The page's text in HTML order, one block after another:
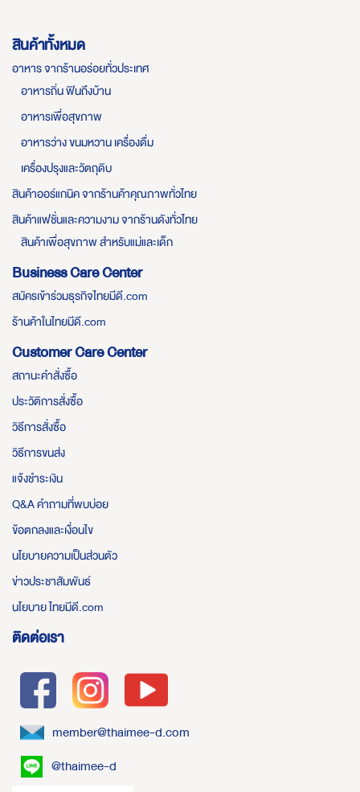
สินค้าทั้งหมด
อาหาร จากร้านอร่อยทั่วประเทศ
อาหารถิ่น ฟินถึงบ้าน
อาหารเพื่อสุขภาพ
อาหารว่าง ขนมหวาน เครื่องดื่ม
เครื่องปรุงและวัตถุดิบ
สินค้าออร์แกนิค จากร้านค้าคุณภาพทั่วไทย
สินค้าแฟชั่นและความงาม จากร้านดังทั่วไทย
สินค้าเพื่อสุขภาพ สำหรับแม่และเด็ก
Business Care Center
สมัครเข้าร่วมธุรกิจไทยมีดี.com
ร้านค้าในไทยมีดี.com
Customer Care Center
สถานะคำสั่งซื้อ
ประวัติการสั่งซื้อ
วิธีการสั่งซื้อ
วิธีการขนส่ง
แจ้งชำระเงิน
Q&A คำถามที่พบบ่อย
ข้อตกลงและเงื่อนไข
นโยบายความเป็นส่วนตัว
ข่าวประชาสัมพันธ์
นโยบาย ไทยมีดี.com
ติดต่อเรา
member@thaimee-d.com
@thaimee-d